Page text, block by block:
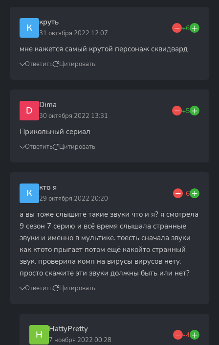
К круть
31 октября 2022 12:07
+6
мне кажется самый крутой персонаж сквидвард
Ответить Цитировать
D Dima
30 октября 2022 13:31
+5
Прикольный сериал
Ответить Цитировать
К кто я
29 октября 2022 20:20
-6
а вы тоже слышите такие звуки что и я? я смотрела
9 сезон 7 серию и всё время слышала странные
звуки и именно в мультике. тоесть сначала звуки
как ктото прыгает потом ещё какойто странный
звук. проверила комп на вирусы вирусов нету.
просто скажите эти звуки должны быть или нет?
Ответить Цитировать
H HattyPretty
7 ноября 2022 00:28
-4